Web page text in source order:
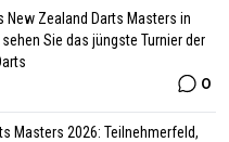
New Zealand Darts Masters in
Sie das jüngste Turnier der
0
Masters 2026: Teilnehmerfeld,